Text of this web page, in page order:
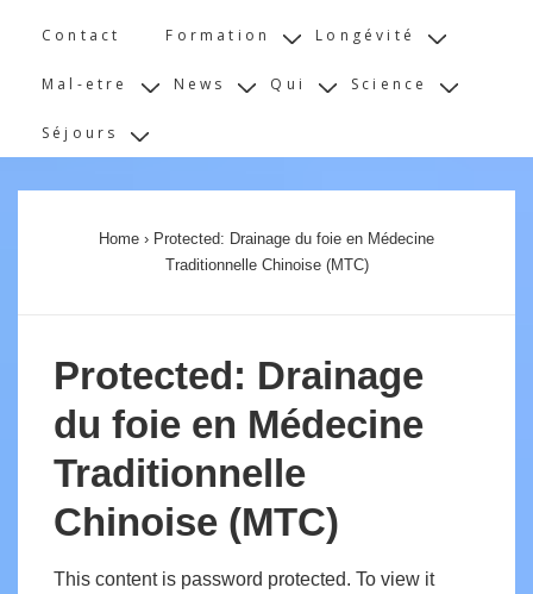
Contact Formation Longévité
Mal-etre News Qui Science
Séjours
Home › Protected: Drainage du foie en Médecine
Traditionnelle Chinoise (MTC)
Protected: Drainage
du foie en Médecine
Traditionnelle
Chinoise (MTC)
This content is password protected. To view it